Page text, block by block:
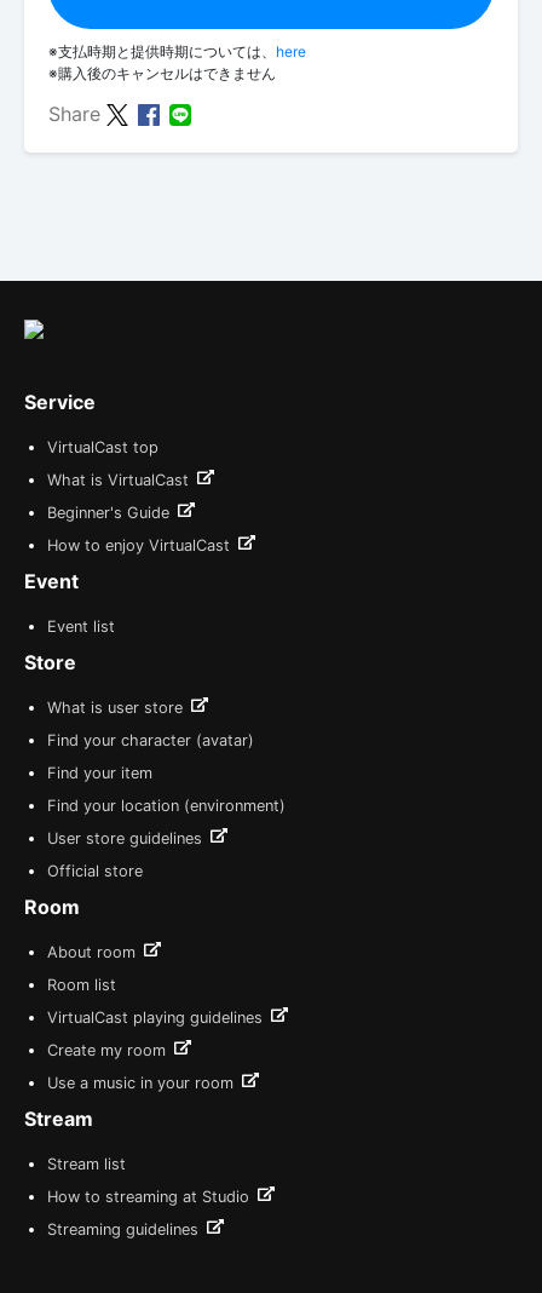
※支払時期と提供時期については、 here
※購入後のキャンセルはできません
Share
Service
VirtualCast top
What is VirtualCast
Beginner's Guide
How to enjoy VirtualCast
Event
Event list
Store
What is user store
Find your character (avatar)
Find your item
Find your location (environment)
User store guidelines
Official store
Room
About room
Room list
VirtualCast playing guidelines
Create my room
Use a music in your room
Stream
Stream list
How to streaming at Studio
Streaming guidelines